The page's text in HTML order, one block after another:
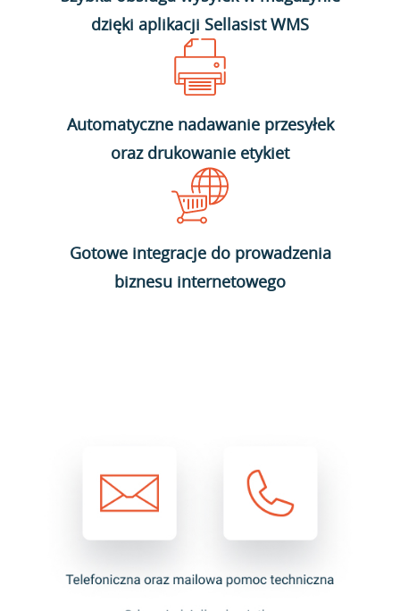
dzięki aplikacji Sellasist WMS
Automatyczne nadawanie przesyłek
oraz drukowanie etykiet
Gotowe integracje do prowadzenia
biznesu internetowego